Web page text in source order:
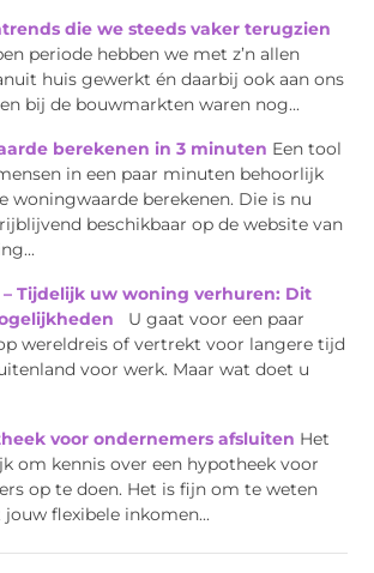
die we steeds vaker terugzien
periode hebben we met z’n allen
huis gewerkt én daarbij ook aan ons
bij de bouwmarkten waren nog...
berekenen in 3 minuten Een tool
in een paar minuten behoorlijk
woningwaarde berekenen. Die is nu
beschikbaar op de website van
– Tijdelijk uw woning verhuren: Dit
U gaat voor een paar
wereldreis of vertrekt voor langere tijd
voor werk. Maar wat doet u
voor ondernemers afsluiten Het
om kennis over een hypotheek voor
op te doen. Het is fijn om te weten
flexibele inkomen...